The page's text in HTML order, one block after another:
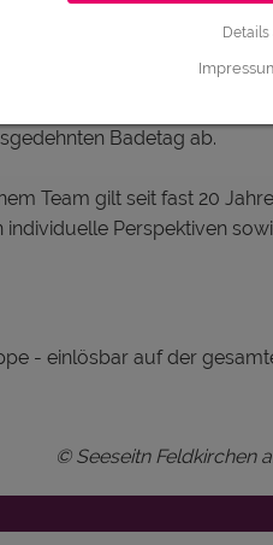
kann man über
runden das Angebot
Schmankerln auf der
Badetag ab.
Team gilt seit fast 20
Perspektiven
- einlösbar auf der
© Seeseitn Feldkirchen
Details